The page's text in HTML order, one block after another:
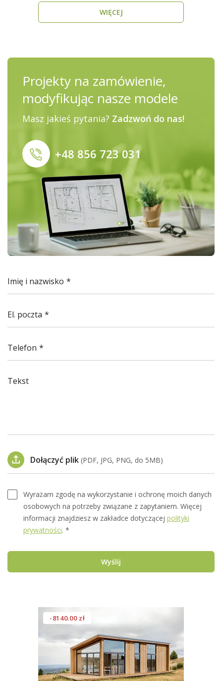
WIĘCEJ
Projekty na zamówienie,
modyfikując nasze modele
Masz jakieś pytania? Zadzwoń do nas!
+48 856 723 031
Imię i nazwisko
El. poczta
Telefon
Tekst
Dołączyć plik (PDF, JPG, PNG, do 5MB)
Wyrażam zgodę na wykorzystanie i ochronę moich danych
osobowych na potrzeby związane z zapytaniem. Więcej
informacji znajdziesz w zakładce dotyczącej polityki
prywatności. *
Wyślij
-8140.00 zł